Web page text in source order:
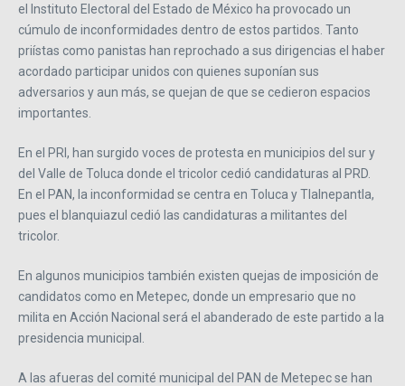
el Instituto Electoral del Estado de México ha provocado un
cúmulo de inconformidades dentro de estos partidos. Tanto
priístas como panistas han reprochado a sus dirigencias el haber
acordado participar unidos con quienes suponían sus
adversarios y aun más, se quejan de que se cedieron espacios
importantes.
En el PRI, han surgido voces de protesta en municipios del sur y
del Valle de Toluca donde el tricolor cedió candidaturas al PRD.
En el PAN, la inconformidad se centra en Toluca y Tlalnepantla,
pues el blanquiazul cedió las candidaturas a militantes del
tricolor.
En algunos municipios también existen quejas de imposición de
candidatos como en Metepec, donde un empresario que no
milita en Acción Nacional será el abanderado de este partido a la
presidencia municipal.
A las afueras del comité municipal del PAN de Metepec se han